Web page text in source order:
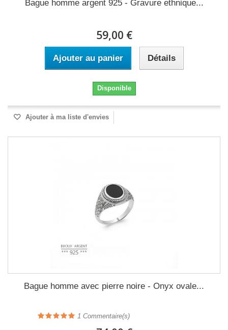
Bague homme argent 925 - Gravure ethnique...
59,00 €
Ajouter au panier Détails
Disponible
Ajouter à ma liste d'envies
Bague homme avec pierre noire - Onyx ovale...
1 Commentaire(s)